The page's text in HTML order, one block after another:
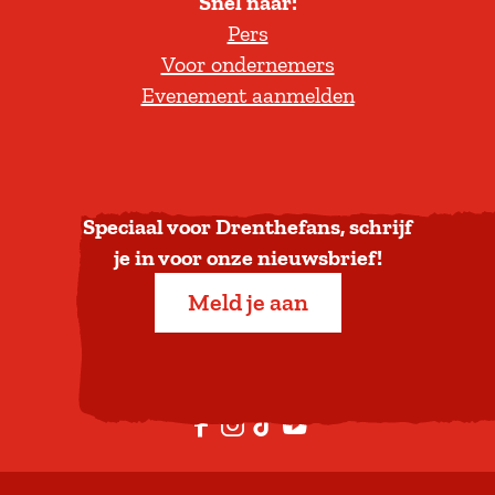
l
t
e
r
a
a
b
n
Pers
Voor ondernemers
Evenement aanmelden
Speciaal voor Drenthefans, schrijf
je in voor onze nieuwsbrief!
Meld je aan
F
a
I
n
T
i
Y
o